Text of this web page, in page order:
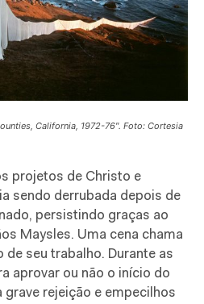
California, 1972-76″. Foto: Cortesia
projetos de Christo e
sendo derrubada depois de
persistindo graças ao
Maysles. Uma cena chama
seu trabalho. Durante as
aprovar ou não o início do
rejeição e empecilhos